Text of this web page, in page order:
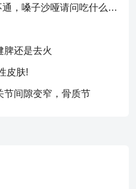
你好，鼻炎犯了，鼻子不通，嗓子沙哑请问吃什么药比较好？
脾还是去火
皮肤!
节间隙变窄，骨质节